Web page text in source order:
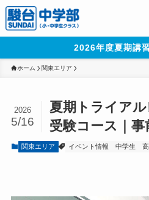
2026年度夏期講
ホーム 関東エリア
夏期トライア
受験コース｜
2026
5/16
関東エリア イベント情報 中学生